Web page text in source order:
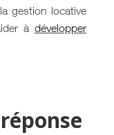
gestion locative
à développer